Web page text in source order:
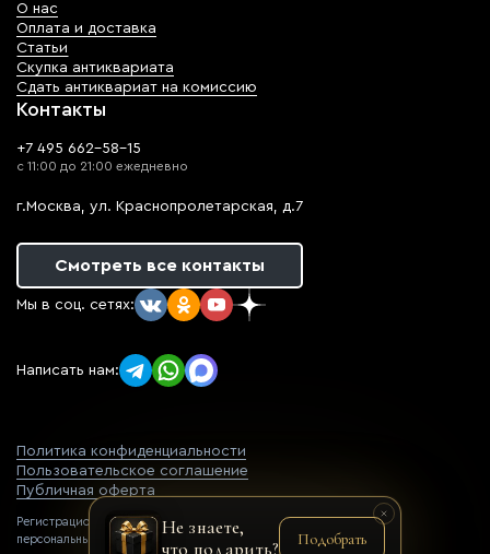
О нас
Оплата и доставка
Статьи
Скупка антиквариата
Сдать антиквариат на комиссию
Контакты
+7 495 662-58-15
с 11:00 до 21:00 ежедневно
г.Москва, ул. Краснопролетарская, д.7
Смотреть все контакты
Мы в соц. сетях:
Написать нам:
Политика конфиденциальности
Пользовательское соглашение
Публичная оферта
Регистрационный номер оператора
персональных данных: 77-22-069752
Не знаете,
что подарить?
Подобрать